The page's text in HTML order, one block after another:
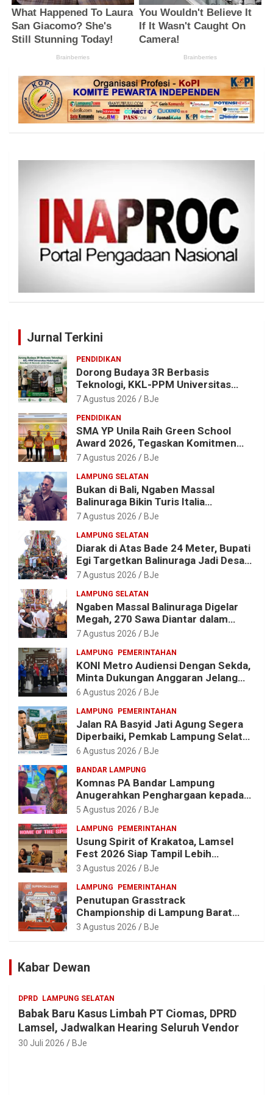
Jurnal Terkini
PENDIDIKAN
Dorong Budaya 3R Berbasis
Teknologi, KKL-PPM Universitas
Malahayati Kenalkan AI Barcode
7 Agustus 2026 BJe
PENDIDIKAN
SMA YP Unila Raih Green School
Award 2026, Tegaskan Komitmen
Wujudkan Sekolah Ramah
7 Agustus 2026 BJe
LAMPUNG SELATAN
Bukan di Bali, Ngaben Massal
Balinuraga Bikin Turis Italia
Terpukau, Puluhan Ribu Orang Ikut
7 Agustus 2026 BJe
LAMPUNG SELATAN
Diarak di Atas Bade 24 Meter, Bupati
Egi Targetkan Balinuraga Jadi Desa
Wisata Budaya 2027
7 Agustus 2026 BJe
LAMPUNG SELATAN
Ngaben Massal Balinuraga Digelar
Megah, 270 Sawa Diantar dalam
Tradisi Suci yang Gerakkan Ekonomi
7 Agustus 2026 BJe
LAMPUNG PEMERINTAHAN
KONI Metro Audiensi Dengan Sekda,
Minta Dukungan Anggaran Jelang
Porprov X Lampung
6 Agustus 2026 BJe
LAMPUNG PEMERINTAHAN
Jalan RA Basyid Jati Agung Segera
Diperbaiki, Pemkab Lampung Selatan
Alokasikan Rp1,13 Miliar
6 Agustus 2026 BJe
BANDAR LAMPUNG
Komnas PA Bandar Lampung
Anugerahkan Penghargaan kepada
Kombes Pol. Alfret Jacob Tilukay
5 Agustus 2026 BJe
LAMPUNG PEMERINTAHAN
Usung Spirit of Krakatoa, Lamsel
Fest 2026 Siap Tampil Lebih
Spektakuler dengan Empat Event
3 Agustus 2026 BJe
LAMPUNG PEMERINTAHAN
Penutupan Grasstrack
Championship di Lampung Barat
Meriah, Dihadiri Ribuan Penonton; Ini
3 Agustus 2026 BJe
Kabar Dewan
DPRD LAMPUNG SELATAN
Babak Baru Kasus Limbah PT Ciomas, DPRD
Lamsel, Jadwalkan Hearing Seluruh Vendor
30 Juli 2026 BJe